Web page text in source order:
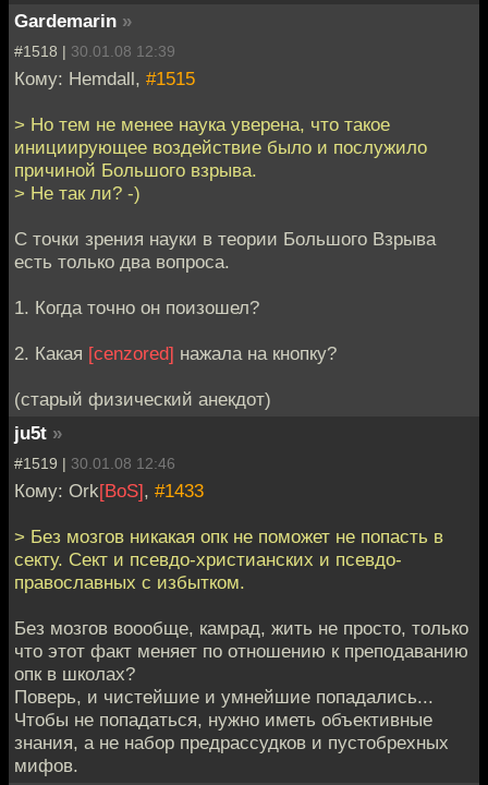
Gardemarin »
#1518 | 30.01.08 12:39
Кому: Hemdall, #1515
> Но тем не менее наука уверена, что такое
инициирующее воздействие было и послужило
причиной Большого взрыва.
> Не так ли? -)
С точки зрения науки в теории Большого Взрыва
есть только два вопроса.
1. Когда точно он поизошел?
2. Какая [cenzored] нажала на кнопку?
(старый физический анекдот)
ju5t »
#1519 | 30.01.08 12:46
Кому: Ork[BoS], #1433
> Без мозгов никакая опк не поможет не попасть в
секту. Сект и псевдо-христианских и псевдо-
православных с избытком.
Без мозгов воообще, камрад, жить не просто, только
что этот факт меняет по отношению к преподаванию
опк в школах?
Поверь, и чистейшие и умнейшие попадались...
Чтобы не попадаться, нужно иметь объективные
знания, а не набор предрассудков и пустобрехных
мифов.